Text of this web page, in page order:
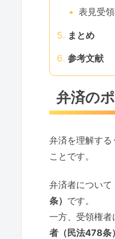
表見受
まとめ
参考文献
弁済の
弁済を理解する
ことです。
弁済者について
条） です。
一方、受領権者
者（民法478条）